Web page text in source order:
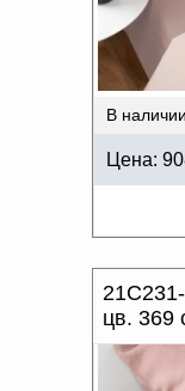
В
Цена:
цв. 369